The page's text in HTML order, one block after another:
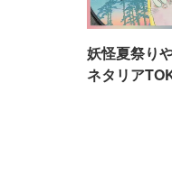
妖怪夏祭り
ネタリア